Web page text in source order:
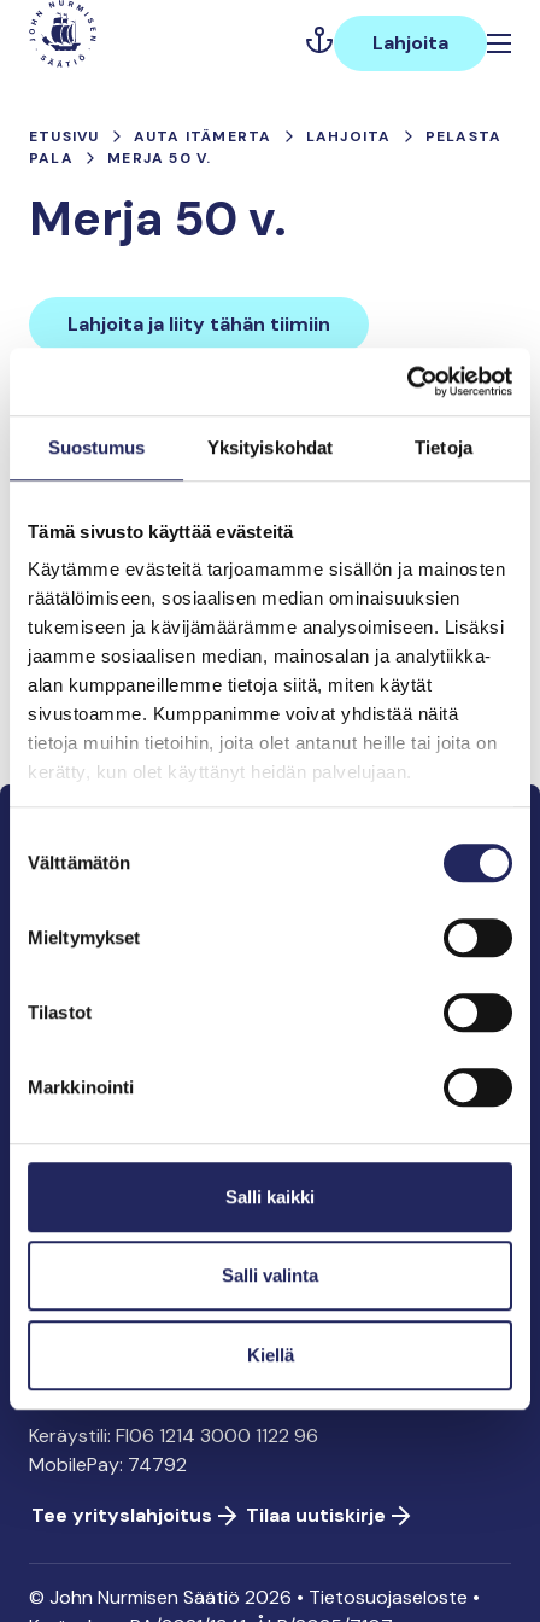
Suostumus Yksityiskohdat Tietoja
Tämä sivusto käyttää evästeitä
Käytämme evästeitä tarjoamamme sisällön ja mainosten
räätälöimiseen, sosiaalisen median ominaisuuksien
tukemiseen ja kävijämäärämme analysoimiseen. Lisäksi
jaamme sosiaalisen median, mainosalan ja analytiikka-
alan kumppaneillemme tietoja siitä, miten käytät
sivustoamme. Kumppanimme voivat yhdistää näitä
tietoja muihin tietoihin, joita olet antanut heille tai joita on
kerätty, kun olet käyttänyt heidän palvelujaan.
valinta
Välttämätön
Mieltymykset
Tilastot
Markkinointi
Salli kaikki
Salli valinta
Kiellä
Hyppää
sisältöön
Päävalikko
Lahjoita
ETUSIVU AUTA ITÄMERTA LAHJOITA
PELASTA
PALA
MERJA 50 V.
Merja 50 v.
Lahjoita ja liity tähän tiimiin
Tiimin lahjoitukset yhteensä:
Tiimille tehdyt
lahjoitukset
Lahjoita ja liity tähän tiimiin
Pelastamme Itämeren ja sen perinnön tuleville
John Nurmisen Säätiö on Itämeren suojelija, meren
info@jnfoundation.fi
Kaikki yhteystiedot
Tee lahjoitus
Keräystili: FI06 1214 3000 1122 96
MobilePay: 74792
Tee yrityslahjoitus
Tilaa uutiskirje
© John Nurmisen Säätiö 2026 • Tietosuojaseloste •